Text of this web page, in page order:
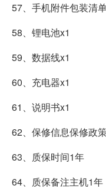
57、手机附件包装清
58、锂电池x1
59、数据线x1
60、充电器x1
61、说明书x1
62、保修信息保修政
63、质保时间1年
64、质保备注主机1